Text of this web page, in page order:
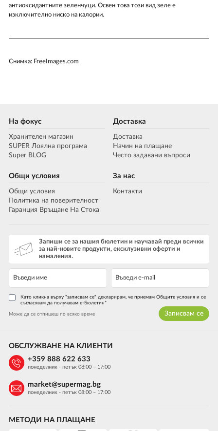
антиоксидантните зеленчуци. Освен това този вид зеле е
изключително ниско на калории.
Снимка: FreeImages.com
На фокус
Хранителен магазин
SUPER Лоялна програма
Super BLOG
Доставка
Доставка
Начин на плащане
Често задавани въпроси
Общи условия
Общи условия
Политика на поверителност
Гаранция Връщане На Стока
За нас
Контакти
Запиши се за нашия бюлетин и научавай преди всички
за най-новите продукти, ексклузивни оферти и
намаления.
Като кликна върху "записвам се" декларирам, че приемам Общите условия и се
съгласявам да получавам е-Бюлетин*
Може да се отпишеш по всяко време Записвам се
МЕТОДИ НА ПЛАЩАНЕ
ОБСЛУЖВАНЕ НА КЛИЕНТИ
+359 888 622 633
понеделник - петък 08:00 – 17:00
market@supermag.bg
понеделник - петък 08:00 – 17:00